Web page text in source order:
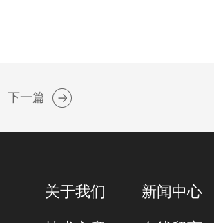
下一篇
关于我们 新闻中心